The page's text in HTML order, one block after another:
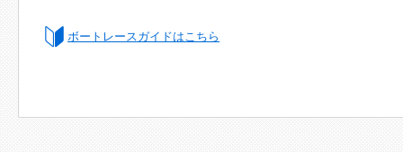
ボートレースガイドはこちら